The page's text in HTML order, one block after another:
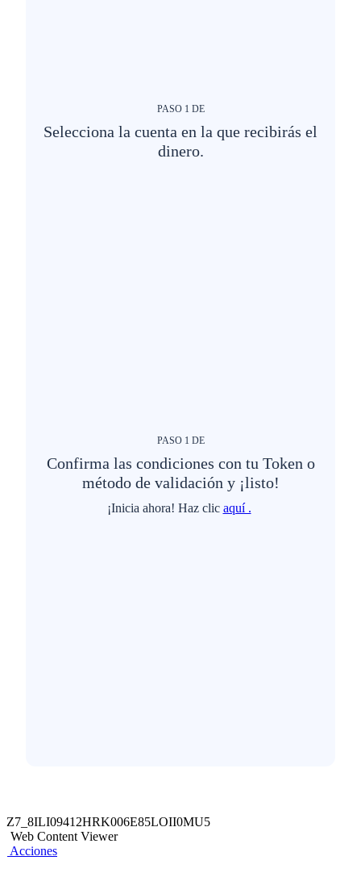
PASO 1 DE
Selecciona la cuenta en la que recibirás el
dinero.
PASO 1 DE
Confirma las condiciones con tu Token o
método de validación y ¡listo!
¡Inicia ahora! Haz clic aquí .
Z7_8ILI09412HRK006E85LOII0MU5
Web Content Viewer
Acciones